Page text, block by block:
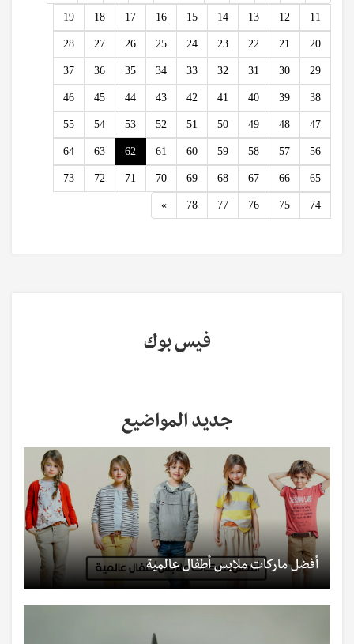
11
12
13
14
15
16
17
18
19
20
21
22
23
24
25
26
27
28
29
30
31
32
33
34
35
36
37
38
39
40
41
42
43
44
45
46
47
48
49
50
51
52
53
54
55
56
57
58
59
60
61
62
63
64
65
66
67
68
69
70
71
72
73
74
75
76
77
78
»
Next
فيس بوك
جديد المواضيع
أفضل ماركات ملابس أطفال عالمية